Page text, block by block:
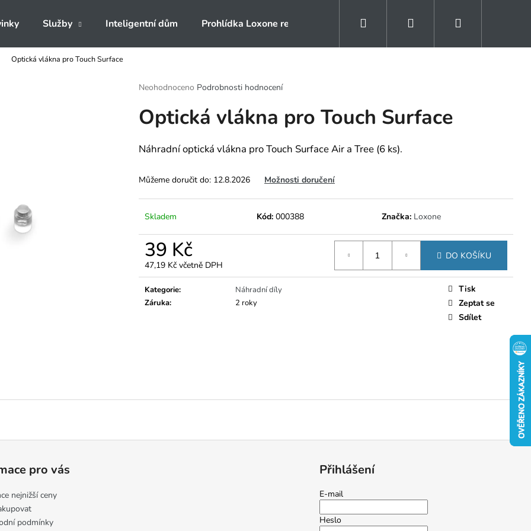
Služby Inteligentní dům Prohlídka Loxone rezidence Kontakty Naše reference
Přihlášení
Optická vlákna pro Touch Surface
Průměrné
produktu
je
z
5
Neohodnoceno Podrobnosti hodnocení
Optická vlákna pro Touch Surface
Náhradní optická vlákna pro Touch Surface Air a Tree (6 ks).
Můžeme doručit do: 12.8.2026 Možnosti doručení
Skladem Kód: 000388 Značka: Loxone
39 Kč
47,19 Kč včetně DPH
Měrná
cena:
DO KOŠÍKU
Kategorie:
Náhradní díly
Záruka: 2 roky
Tisk
Zeptat se
Sdílet
Co potřebujete najít?
HLEDAT
pro vás
nejnižší ceny
podmínky
Přihlášení
E-mail
Heslo